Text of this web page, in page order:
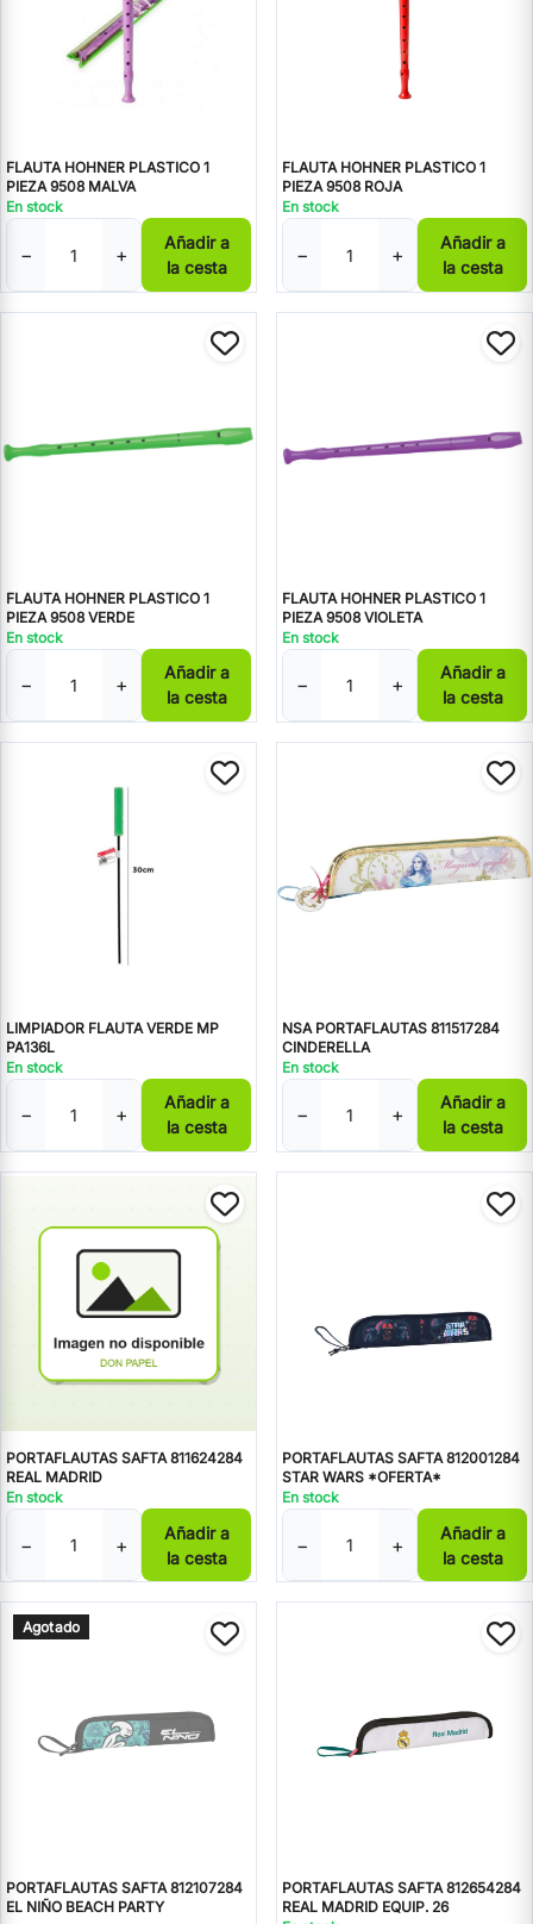
FLAUTA HOHNER PLASTICO 1
PIEZA 9508 MALVA
En stock
− +
Añadir a
la cesta
FLAUTA HOHNER PLASTICO 1
PIEZA 9508 ROJA
En stock
− +
Añadir a
la cesta
FLAUTA HOHNER PLASTICO 1
PIEZA 9508 VERDE
En stock
− +
Añadir a
la cesta
FLAUTA HOHNER PLASTICO 1
PIEZA 9508 VIOLETA
En stock
− +
Añadir a
la cesta
LIMPIADOR FLAUTA VERDE MP
PA136L
En stock
− +
Añadir a
la cesta
NSA PORTAFLAUTAS 811517284
CINDERELLA
En stock
− +
Añadir a
la cesta
PORTAFLAUTAS SAFTA 811624284
REAL MADRID
En stock
− +
Añadir a
la cesta
PORTAFLAUTAS SAFTA 812001284
STAR WARS *OFERTA*
En stock
− +
Añadir a
la cesta
Agotado
PORTAFLAUTAS SAFTA 812107284
EL NIÑO BEACH PARTY
PORTAFLAUTAS SAFTA 812654284
REAL MADRID EQUIP. 26